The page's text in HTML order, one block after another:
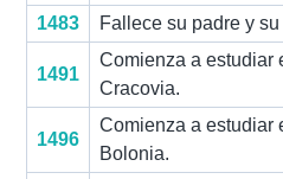
1483
Fallece su padre y
1491
Comienza a estudiar
Cracovia.
1496
Comienza a estudiar
Bolonia.